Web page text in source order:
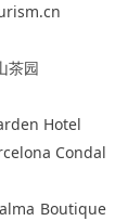
茶园
Hotel
Condal
Boutique